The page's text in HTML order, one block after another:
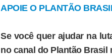
APOIE O PLANTÃO
Se você quer ajudar na
no canal do Plantão Brasil